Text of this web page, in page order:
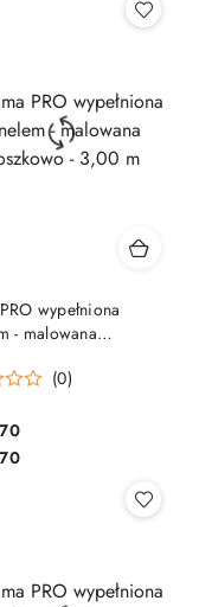
wypełniona
- malowana
(0)